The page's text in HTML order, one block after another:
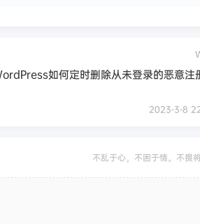
如何定时删除从未登录的恶意注
2023-3-8
不乱于心，不困于情。不畏